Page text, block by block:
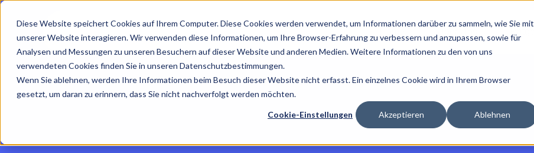
Diese Website speichert Cookies auf Ihrem Computer. Diese Cookies werden verwendet, um Informationen darüber zu sammeln, wie Sie mit
unserer Website interagieren. Wir verwenden diese Informationen, um Ihre Browser-Erfahrung zu verbessern und anzupassen, sowie für
Analysen und Messungen zu unseren Besuchern auf dieser Website und anderen Medien. Weitere Informationen zu den von uns
verwendeten Cookies finden Sie in unseren Datenschutzbestimmungen.
Wenn Sie ablehnen, werden Ihre Informationen beim Besuch dieser Website nicht erfasst. Ein einzelnes Cookie wird in Ihrem Browser
gesetzt, um daran zu erinnern, dass Sie nicht nachverfolgt werden möchten.
Cookie-Einstellungen Akzeptieren Ablehnen